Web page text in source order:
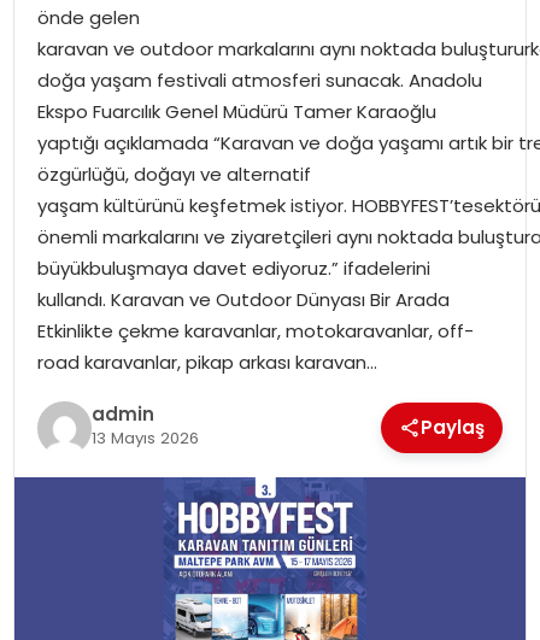
SOSYAL HABER
önde gelen
karavan ve outdoor markalarını aynı noktada
doğa yaşam festivali atmosferi sunacak. Anadolu
Ekspo Fuarcılık Genel Müdürü Tamer Karaoğlu
yaptığı açıklamada “Karavan ve doğa yaşamı artık bir
özgürlüğü, doğayı ve alternatif
yaşam kültürünü keşfetmek istiyor.
önemli markalarını ve ziyaretçileri aynı noktada
büyükbuluşmaya davet ediyoruz.” ifadelerini
kullandı. Karavan ve Outdoor Dünyası Bir Arada
Etkinlikte çekme karavanlar, motokaravanlar, off-
road karavanlar, pikap arkası karavan…
admin
13 Mayıs 2026 Paylaş